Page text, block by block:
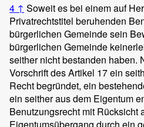
4 ↑ Soweit es bei einem auf
Privatrechtstitel beruhenden
bürgerlichen Gemeinde sein
bürgerlichen Gemeinde
seither nicht bestanden haben.
Vorschrift des Artikel 17 ein
Recht begründet, ein
ein seither aus dem Eigentum
Benutzungsrecht mit Rücksicht
Eigentumsübergang durch ein